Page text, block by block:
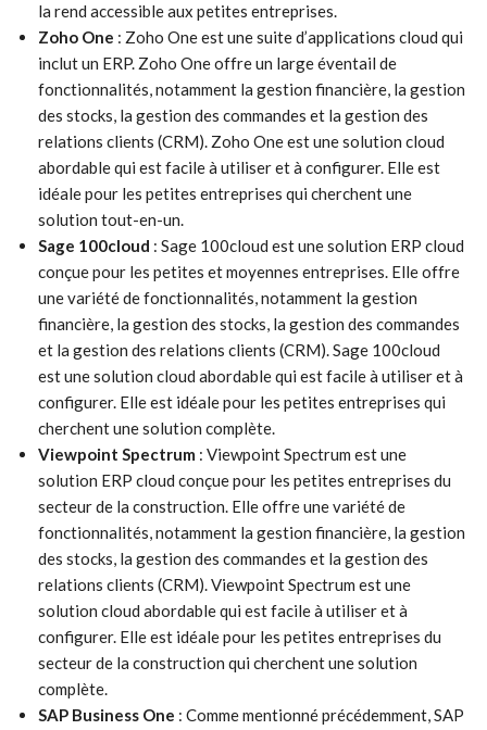
la rend accessible aux petites entreprises.
Zoho One : Zoho One est une suite d’applications cloud qui
inclut un ERP. Zoho One offre un large éventail de
fonctionnalités, notamment la gestion financière, la gestion
des stocks, la gestion des commandes et la gestion des
relations clients (CRM). Zoho One est une solution cloud
abordable qui est facile à utiliser et à configurer. Elle est
idéale pour les petites entreprises qui cherchent une
solution tout-en-un.
Sage 100cloud : Sage 100cloud est une solution ERP cloud
conçue pour les petites et moyennes entreprises. Elle offre
une variété de fonctionnalités, notamment la gestion
financière, la gestion des stocks, la gestion des commandes
et la gestion des relations clients (CRM). Sage 100cloud
est une solution cloud abordable qui est facile à utiliser et à
configurer. Elle est idéale pour les petites entreprises qui
cherchent une solution complète.
Viewpoint Spectrum : Viewpoint Spectrum est une
solution ERP cloud conçue pour les petites entreprises du
secteur de la construction. Elle offre une variété de
fonctionnalités, notamment la gestion financière, la gestion
des stocks, la gestion des commandes et la gestion des
relations clients (CRM). Viewpoint Spectrum est une
solution cloud abordable qui est facile à utiliser et à
configurer. Elle est idéale pour les petites entreprises du
secteur de la construction qui cherchent une solution
complète.
SAP Business One : Comme mentionné précédemment, SAP